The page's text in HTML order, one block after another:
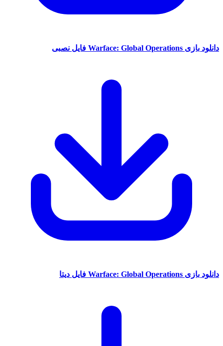
دانلود بازی Warface: Global Operations فایل نصبی
دانلود بازی Warface: Global Operations فایل دیتا